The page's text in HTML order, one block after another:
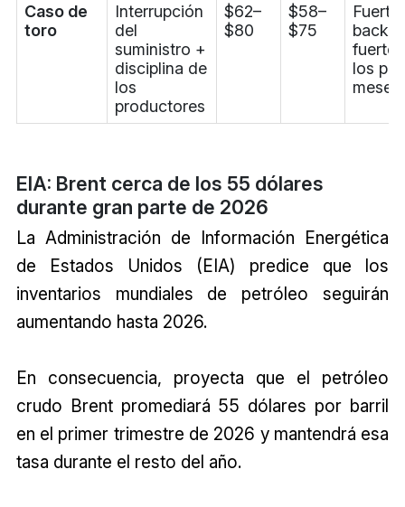
Caso de
toro
Interrupción
del
suministro +
disciplina de
los
productores
$62–
$80
$58–
$75
Fuerte
fuerte
los
meses
EIA: Brent cerca de los 55 dólares
durante gran parte de 2026
La Administración de Información Energética
de Estados Unidos (EIA) predice que los
inventarios mundiales de petróleo seguirán
aumentando hasta 2026.
En consecuencia, proyecta que el petróleo
crudo Brent promediará 55 dólares por barril
en el primer trimestre de 2026 y mantendrá esa
tasa durante el resto del año.